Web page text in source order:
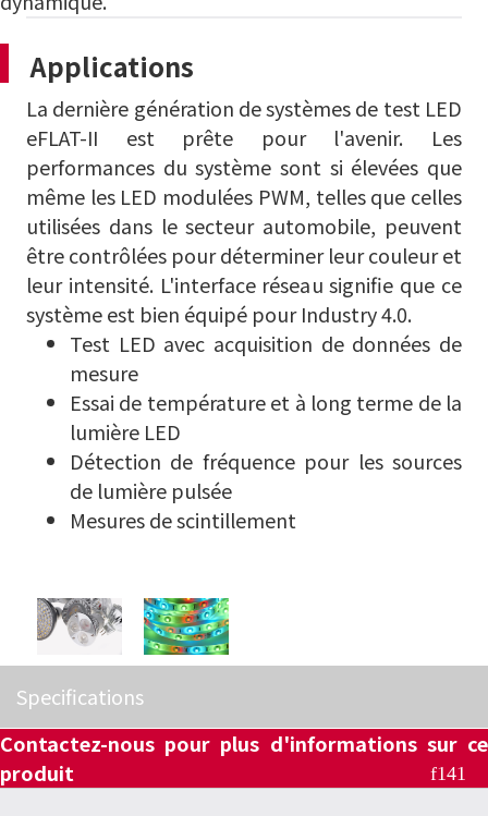
Applications
La dernière génération de systèmes de test LED
eFLAT-II est prête pour l'avenir. Les
performances du système sont si élevées que
même les LED modulées PWM, telles que celles
utilisées dans le secteur automobile, peuvent
être contrôlées pour déterminer leur couleur et
leur intensité. L'interface réseau signifie que ce
système est bien équipé pour Industry 4.0.
Test LED avec acquisition de données de
mesure
Essai de température et à long terme de la
lumière LED
Détection de fréquence pour les sources
de lumière pulsée
Mesures de scintillement
Specifications
Contactez-nous pour plus d'informations sur ce
produit